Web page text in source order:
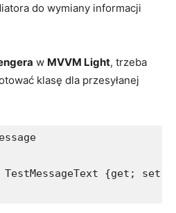
do wymiany informacji
w MVVM Light, trzeba
klasę dla przesyłanej
{get; set;}